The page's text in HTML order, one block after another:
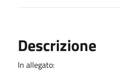
Descrizione
In allegato: